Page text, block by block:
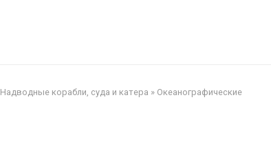
Надводные корабли, суда и катера » Океанографические